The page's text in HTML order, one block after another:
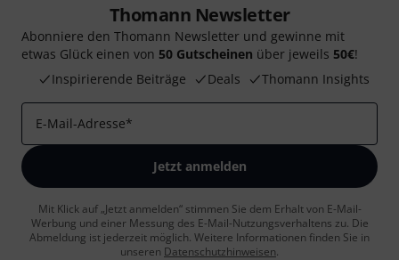
Thomann Newsletter
Abonniere den Thomann Newsletter und gewinne mit
etwas Glück einen von 50 Gutscheinen über jeweils 50€!
Inspirierende Beiträge
Deals Thomann Insights
E-Mail-Adresse*
Jetzt anmelden
Mit Klick auf „Jetzt anmelden“ stimmen Sie dem Erhalt von E-Mail-
Werbung und einer Messung des E-Mail-Nutzungsverhaltens zu. Die
Abmeldung ist jederzeit möglich. Weitere Informationen finden Sie in
unseren Datenschutzhinweisen.